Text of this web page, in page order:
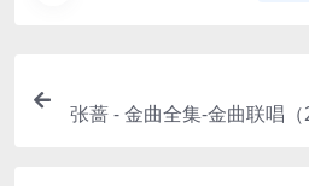
张蔷 - 金曲全集-金曲联唱